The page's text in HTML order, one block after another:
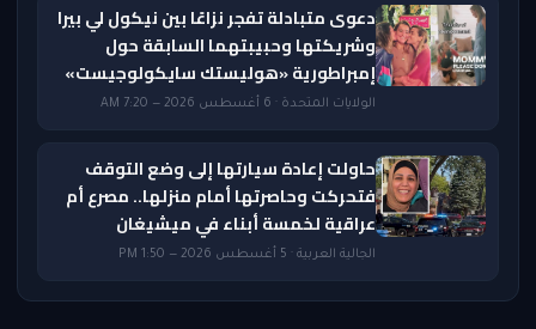
دعوى متبادلة تفجر نزاعًا بين نيكول لي بيرا
وشريكتها وحبيبتهما السابقة حول
إمبراطورية «هوليستك سايكولوجيست»
الولايات المتحدة · 6 أغسطس 2026 — 7:20 AM
حاولت إعادة سيارتها إلى وضع التوقف
فتحركت وحاصرتها أمام منزلها.. مصرع أم
عراقية لخمسة أبناء في ميشيغان
الجالية العربية · 5 أغسطس 2026 — 1:50 PM